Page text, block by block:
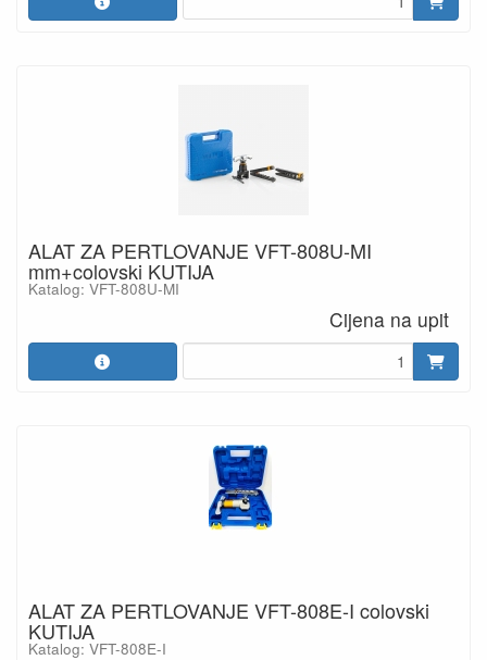
ALAT ZA PERTLOVANJE VFT-808U-MI
mm+colovski KUTIJA
Katalog: VFT-808U-MI
Cijena na upit
ALAT ZA PERTLOVANJE VFT-808E-I colovski
KUTIJA
Katalog: VFT-808E-I